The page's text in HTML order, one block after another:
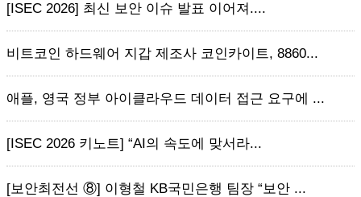
[ISEC 2026] 최신 보안 이슈 발표 이어져....
비트코인 하드웨어 지갑 제조사 코인카이트, 8860...
애플, 영국 정부 아이클라우드 데이터 접근 요구에 ...
[ISEC 2026 키노트] “AI의 속도에 맞서라...
[보안최전선 ⑧] 이형철 KB국민은행 팀장 “보안 ...